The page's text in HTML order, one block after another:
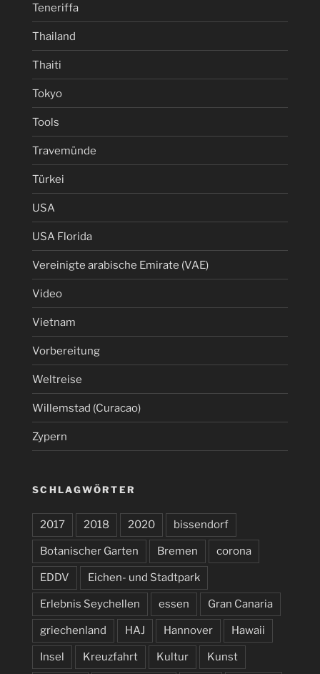
Teneriffa
Thailand
Thaiti
Tokyo
Tools
Travemünde
Türkei
USA
USA Florida
Vereinigte arabische Emirate (VAE)
Video
Vietnam
Vorbereitung
Weltreise
Willemstad (Curacao)
Zypern
SCHLAGWÖRTER
2017 2018 2020 bissendorf
Botanischer Garten Bremen corona
EDDV Eichen- und Stadtpark
Erlebnis Seychellen essen Gran Canaria
griechenland HAJ Hannover Hawaii
Insel Kreuzfahrt Kultur Kunst